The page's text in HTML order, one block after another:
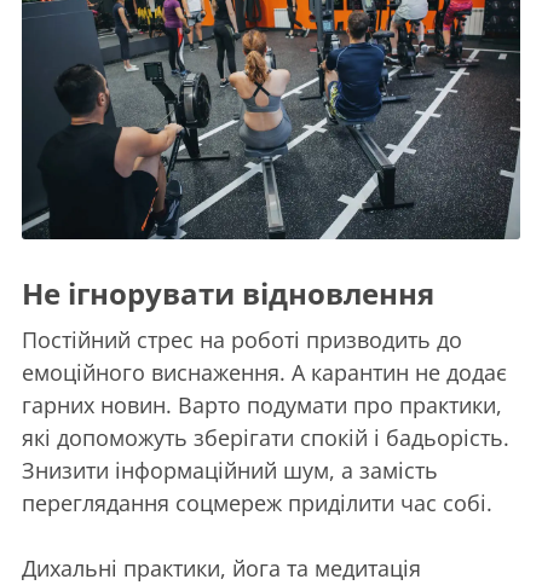
Не ігнорувати відновлення
Постійний стрес на роботі призводить до
емоційного виснаження. А карантин не додає
гарних новин. Варто подумати про практики,
які допоможуть зберігати спокій і бадьорість.
Знизити інформаційний шум, а замість
переглядання соцмереж приділити час собі.
Дихальні практики, йога та медитація